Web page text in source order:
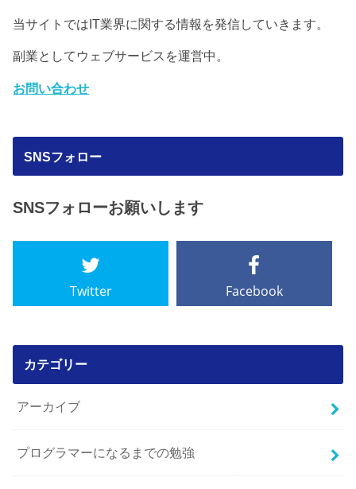
当サイトではIT業界に関する情報を発信していきます。
副業としてウェブサービスを運営中。
お問い合わせ
SNSフォロー
SNSフォローお願いします
Twitter Facebook
カテゴリー
アーカイブ
プログラマーになるまでの勉強